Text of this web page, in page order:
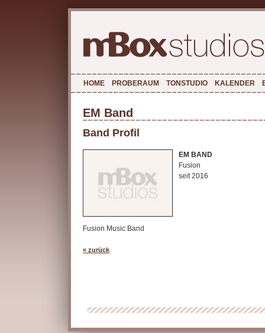
HOME PROBERAUM TONSTUDIO KALENDER
EM Band
Band Profil
EM BAND
Fusion
seit 2016
Fusion Music Band
« zurück